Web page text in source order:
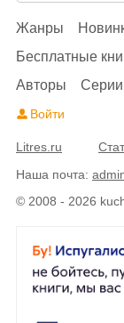
© 2008 - 2026
Жанры
Бесплатные
Авторы
Серии
Войти
Litres.ru
Наша почта: